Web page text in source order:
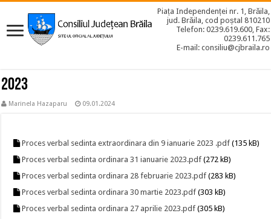
Piața Independenței nr. 1, Brăila,
jud. Brăila, cod poștal 810210
Telefon: 0239.619.600, Fax:
0239.611.765
E-mail: consiliu@cjbraila.ro
2023
Marinela Hazaparu 09.01.2024
Proces verbal sedinta extraordinara din 9 ianuarie 2023 .pdf (135 kB)
Proces verbal sedinta ordinara 31 ianuarie 2023.pdf (272 kB)
Proces verbal sedinta ordinara 28 februarie 2023.pdf (283 kB)
Proces verbal sedinta ordinara 30 martie 2023.pdf (303 kB)
Proces verbal sedinta ordinara 27 aprilie 2023.pdf (305 kB)